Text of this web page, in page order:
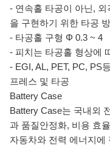
- 연속홀 타공이 아닌,
을 구현하기 위한 타공
- 타공홀 구형 Φ 0.3 ~ 4
- 피치는 타공홀 형상에
- EGI, AL, PET, PC, PS
프레스 및 타공
Battery Case
Battery Case는 국내외
과 품질안정화, 비용 효
자동차와 전력 에너지에